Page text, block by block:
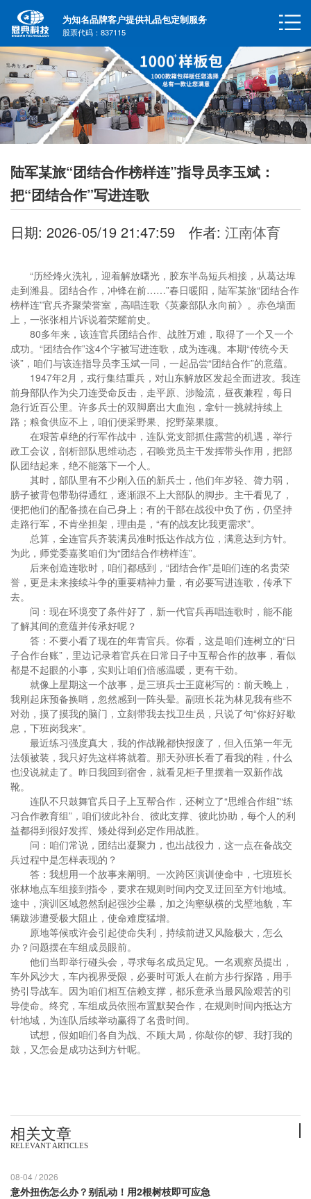
为知名品牌客户提供礼品包定制服务
股票代码：837115
陆军某旅“团结合作榜样连”指导员李玉斌：
把“团结合作”写进连歌
日期: 2026-05/19 21:47:59
作者: 江南体育
“历经烽火洗礼，迎着解放曙光，胶东半岛短兵相接，从葛达埠
走到潍县。团结合作，冲锋在前……”春日暖阳，陆军某旅“团结合作
榜样连”官兵齐聚荣誉室，高唱连歌《英豪部队永向前》。赤色墙面
上，一张张相片诉说着荣耀前史。
80多年来，该连官兵团结合作、战胜万难，取得了一个又一个
成功。“团结合作”这4个字被写进连歌，成为连魂。本期“传统今天
谈”，咱们与该连指导员李玉斌一同，一起品尝“团结合作”的意蕴。
1947年2月，戎行集结重兵，对山东解放区发起全面进攻。我连
前身部队作为尖刀连受命反击，走平原、涉险流，昼夜兼程，每日
急行近百公里。许多兵士的双脚磨出大血泡，拿针一挑就持续上
路；粮食供应不上，咱们便采野果、挖野菜果腹。
在艰苦卓绝的行军作战中，连队党支部抓住露营的机遇，举行
政工会议，剖析部队思维动态，召唤党员主干发挥带头作用，把部
队团结起来，绝不能落下一个人。
其时，部队里有不少刚入伍的新兵士，他们年岁轻、膂力弱，
膀子被背包带勒得通红，逐渐跟不上大部队的脚步。主干看见了，
便把他们的配备揽在自己身上；有的干部在战役中负了伤，仍坚持
走路行军，不肯坐担架，理由是，“有的战友比我更需求”。
总算，全连官兵齐装满员准时抵达作战方位，满意达到方针。
为此，师党委嘉奖咱们为“团结合作榜样连”。
后来创造连歌时，咱们都感到，“团结合作”是咱们连的名贵荣
誉，更是未来接续斗争的重要精神力量，有必要写进连歌，传承下
去。
问：现在环境变了条件好了，新一代官兵再唱连歌时，能不能
了解其间的意蕴并传承好呢？
答：不要小看了现在的年青官兵。你看，这是咱们连树立的“日
子合作台账”，里边记录着官兵在日常日子中互帮合作的故事，看似
都是不起眼的小事，实则让咱们倍感温暖，更有干劲。
就像上星期这一个故事，是三班兵士王庭彬写的：前天晚上，
我刚起床预备换哨，忽然感到一阵头晕。副班长花为林见我有些不
对劲，摸了摸我的脑门，立刻带我去找卫生员，只说了句“你好好歇
息，下班岗我来”。
最近练习强度真大，我的作战靴都快报废了，但入伍第一年无
法领被装，我只好先这样将就着。那天孙班长看了看我的鞋，什么
也没说就走了。昨日我回到宿舍，就看见柜子里摆着一双新作战
靴。
连队不只鼓舞官兵日子上互帮合作，还树立了“思维合作组”“练
习合作教育组”，咱们彼此补台、彼此支撑、彼此协助，每个人的利
益都得到很好发挥、矮处得到必定作用战胜。
问：咱们常说，团结出凝聚力，也出战役力，这一点在备战交
兵过程中是怎样表现的？
答：我想用一个故事来阐明。一次跨区演训使命中，七班班长
张林地点车组接到指令，要求在规则时间内交叉迂回至方针地域。
途中，演训区域忽然刮起强沙尘暴，加之沟壑纵横的戈壁地貌，车
辆跋涉遭受极大阻止，使命难度猛增。
原地等候或许会引起使命失利，持续前进又风险极大，怎么
办？问题摆在车组成员眼前。
他们当即举行碰头会，寻求每名成员定见。一名观察员提出，
车外风沙大，车内视界受限，必要时可派人在前方步行探路，用手
势引导战车。因为咱们相互信赖支撑，都乐意承当最风险艰苦的引
导使命。终究，车组成员依照布置默契合作，在规则时间内抵达方
针地域，为连队后续举动赢得了名贵时间。
试想，假如咱们各自为战、不顾大局，你敲你的锣、我打我的
鼓，又怎会是成功达到方针呢。
相关文章
RELEVANT ARTICLES
意外扭伤怎么办？别乱动！用2根树枝即可应急
08-04 / 2026